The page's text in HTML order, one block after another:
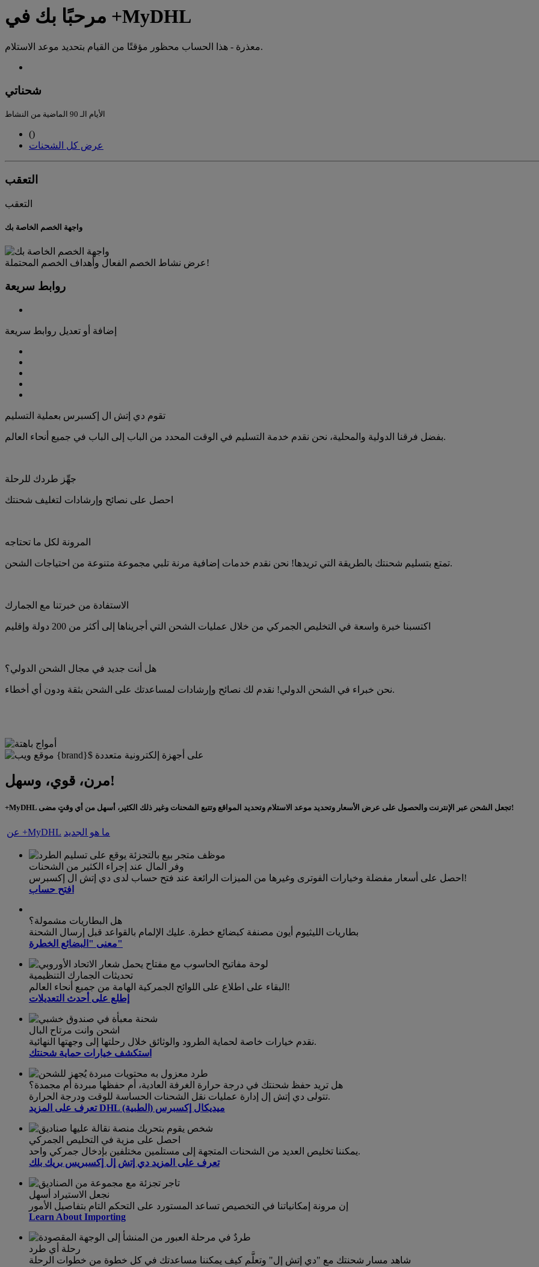
مرحبًا بك في +MyDHL
معذرة - هذا الحساب محظور مؤقتًا من القيام بتحديد موعد الاستلام.
شحناتي
الأيام الـ 90 الماضية من النشاط
()
عرض كل الشحنات
التعقب
التعقب
واجهة الخصم الخاصة بك
عرض نشاط الخصم الفعال وأهداف الخصم المحتملة!
روابط سريعة
إضافة أو تعديل روابط سريعة
تقوم دي إتش ال إكسبرس بعملية التسليم
بفضل فرقنا الدولية والمحلية، نحن نقدم خدمة التسليم في الوقت المحدد من الباب إلى الباب في جميع أنحاء العالم.
جهِّز طردك للرحلة
احصل على نصائح وإرشادات لتغليف شحنتك
المرونة لكل ما تحتاجه
تمتع بتسليم شحنتك بالطريقة التي تريدها! نحن نقدم خدمات إضافية مرنة تلبي مجموعة متنوعة من احتياجات الشحن.
الاستفادة من خبرتنا مع الجمارك
اكتسبنا خبرة واسعة في التخليص الجمركي من خلال عمليات الشحن التي أجريناها إلى أكثر من 200 دولة وإقليم
هل أنت جديد في مجال الشحن الدولي؟
نحن خبراء في الشحن الدولي! نقدم لك نصائح وإرشادات لمساعدتك على الشحن بثقة ودون أي أخطاء.
مرن، قوي، وسهل!
+MyDHL تجعل الشحن عبر الإنترنت والحصول على عرض الأسعار وتحديد موعد الاستلام وتحديد المواقع وتتبع الشحنات وغير ذلك الكثير، أسهل من أي وقتٍ مضى!
عن +MyDHL ما هو الجديد
وفر المال عند إجراء الكثير من الشحنات
احصل على أسعار مفضلة وخيارات الفوترى وغيرها من الميزات الرائعة عند فتح حساب لدى دي إتش ال إكسبرس!
افتح حساب
هل البطاريات مشمولة؟
بطاريات الليثيوم أيون مصنفة كبضائع خطرة. عليك الإلمام بالقواعد قبل إرسال الشحنة
معنى "البضائع الخطرة"
تحديثات الجمارك التنظيمية
البقاء على اطلاع على اللوائح الجمركية الهامة من جميع أنحاء العالم!
إطلع على أحدث التعديلات
اشحن وانت مرتاح البال
نقدم خيارات خاصة لحماية الطرود والوثائق خلال رحلتها إلى وجهتها النهائية.
استكشف خيارات حماية شحنتك
هل تريد حفظ شحنتك في درجة حرارة الغرفة العادية، أم حفظها مبردة أم مجمدة؟
تتولى دي إتش إل إدارة عمليات نقل الشحنات الحساسة للوقت ودرجة الحرارة.
تعرف على المزيد DHL ميديكال إكسبرس (الطبية)
احصل على مزية في التخليص الجمركي
يمكننا تخليص العديد من الشحنات المتجهة إلى مستلمين مختلفين بإدخال جمركي واحد.
تعرف على المزيد دي إتش إل إكسبريس بريك بلك
نجعل الاستيراد أسهل
إن مرونة إمكانياتنا في التخصيص تساعد المستورد على التحكم التام بتفاصيل الأمور
Learn About Importing
رحلة أي طرد
شاهد مسار شحنتك مع "دي إتش إل" وتعلَّم كيف يمكننا مساعدتك في كل خطوة من خطوات الرحلة